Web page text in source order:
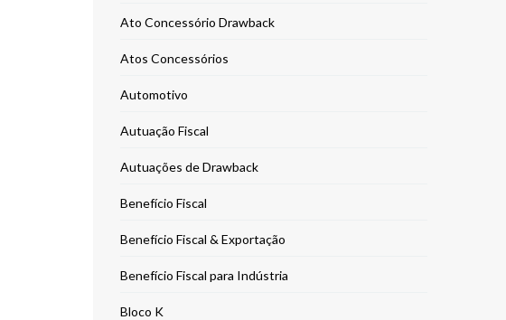
Ato Concessório Drawback
Atos Concessórios
Automotivo
Autuação Fiscal
Autuações de Drawback
Benefício Fiscal
Benefício Fiscal & Exportação
Benefício Fiscal para Indústria
Bloco K